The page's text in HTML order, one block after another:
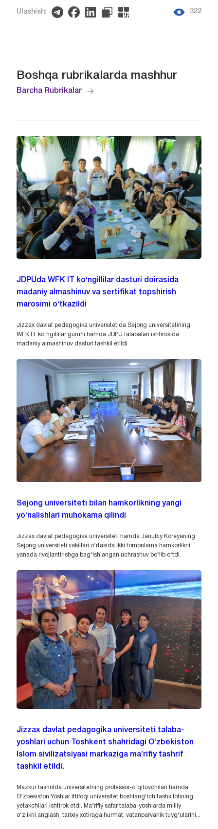
Ulashish: 322
Boshqa rubrikalarda mashhur
Barcha Rubrikalar
JDPUda WFK IT ko‘ngillilar dasturi doirasida
madaniy almashinuv va sertifikat topshirish
marosimi o‘tkazildi
Jizzax davlat pedagogika universitetida Sejong universitetining
WFK IT ko‘ngillilar guruhi hamda JDPU talabalari ishtirokida
madaniy almashinuv dasturi tashkil etildi.
Sejong universiteti bilan hamkorlikning yangi
yo‘nalishlari muhokama qilindi
Jizzax davlat pedagogika universiteti hamda Janubiy Koreyaning
Sejong universiteti vakillari o‘rtasida ikki tomonlama hamkorlikni
yanada rivojlantirishga bag‘ishlangan uchrashuv bo‘lib o‘tdi.
Jizzax davlat pedagogika universiteti talaba-
yoshlari uchun Toshkent shahridagi O‘zbekiston
Islom sivilizatsiyasi markaziga ma’rifiy tashrif
tashkil etildi.
Mazkur tashrifda universitetning professor-o‘qituvchilari hamda
O‘zbekiston Yoshlar ittifoqi universitet boshlang‘ich tashkilotining
yetakchilari ishtirok etdi. Ma’rifiy safar talaba-yoshlarda milliy
o‘zlikni anglash, tarixiy xotiraga hurmat, vatanparvarlik tuyg‘ularini...